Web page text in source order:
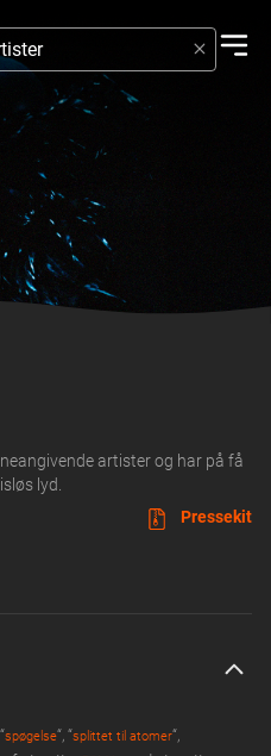
artister og har på få
lyd.
Pressekit
spøgelse“, “splittet til atomer“,